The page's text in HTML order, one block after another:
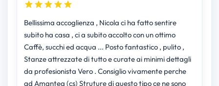
Bellissima accoglienza , Nicola ci ha fatto sentire
subito ha casa , ci a subito accolto con un ottimo
Caffè, succhi ed acqua ... Posto fantastico , pulito ,
Stanze attrezzate di tutto e curate ai minimi dettagli
da profesionista Vero . Consiglio vivamente perche
ad Amantea (cs) Struture di questo tipo ce ne sono